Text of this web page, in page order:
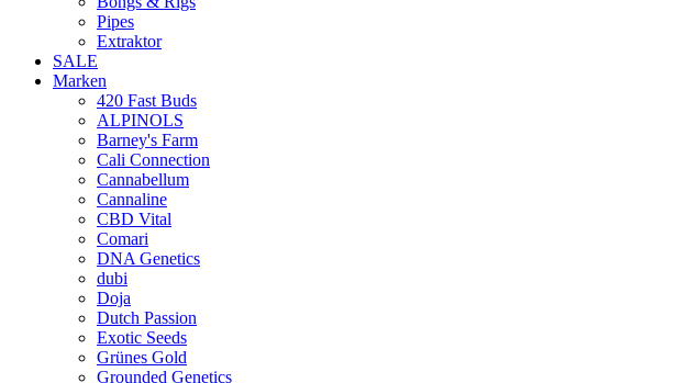
Pipes
Extraktor
SALE
Marken
420 Fast Buds
ALPINOLS
Barney's Farm
Cali Connection
Cannabellum
Cannaline
CBD Vital
Comari
DNA Genetics
dubi
Doja
Dutch Passion
Exotic Seeds
Grünes Gold
Grounded Genetics